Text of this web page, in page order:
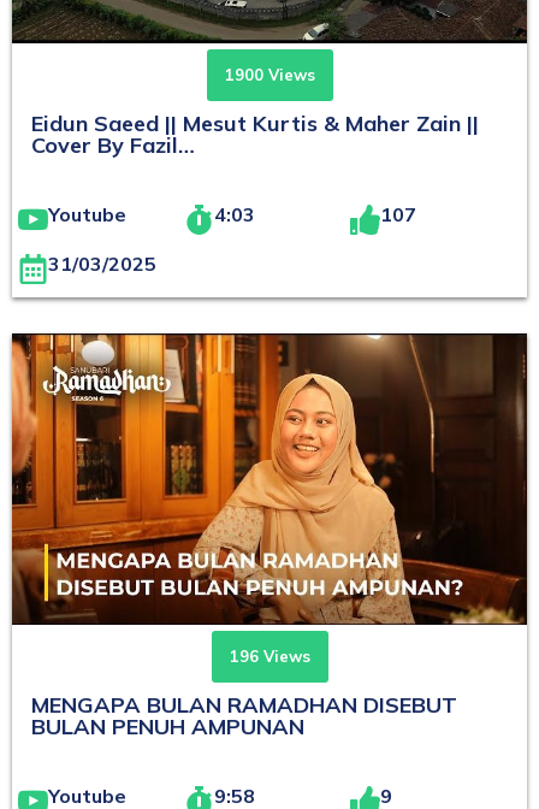
1900 Views
Eidun Saeed || Mesut Kurtis & Maher Zain ||
Cover By Fazil…
Youtube 4:03 107
31/03/2025
196 Views
MENGAPA BULAN RAMADHAN DISEBUT
BULAN PENUH AMPUNAN
Youtube 9:58 9